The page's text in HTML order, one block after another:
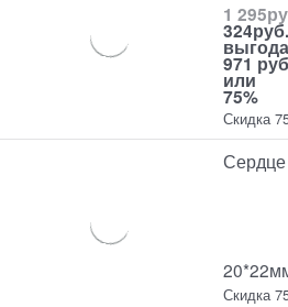
1 295
324руб.
выгода
971
или
75%
Скидка
Скидка